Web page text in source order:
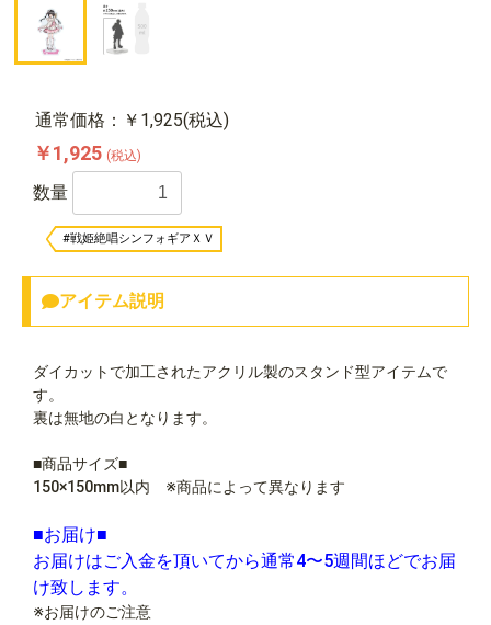
通常価格：￥1,925(税込)
￥1,925 (税込)
数量
#戦姫絶唱シンフォギアＸＶ
アイテム説明
ダイカットで加工されたアクリル製のスタンド型アイテムで
す。
裏は無地の白となります。
■商品サイズ■
150×150mm以内 ※商品によって異なります
■お届け■
お届けはご入金を頂いてから通常4〜5週間ほどでお届
け致します。
※お届けのご注意